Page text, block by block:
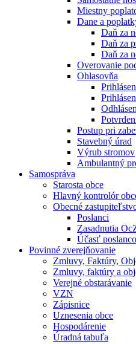
Miestny
Dane a
Daň za
Daň za
Daň za
Overovanie
Ohlasovňa
Postup pri
Stavebný úrad
Výrub stromov
Ambulantný
Samospráva
Starosta obce
Hlavný kontrolór
Obecné
Poslanci
Zasadnutia
Účasť
Povinné zverejňovanie
Zmluvy, Faktúry,
Zmluvy, faktúry a
Verejné obstarávanie
VZN
Zápisnice
Uznesenia obce
Hospodárenie
Úradná tabuľa